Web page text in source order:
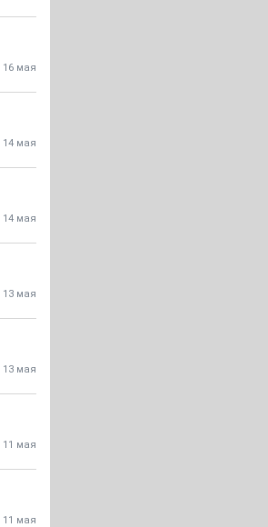
16 мая
14 мая
14 мая
13 мая
13 мая
11 мая
11 мая